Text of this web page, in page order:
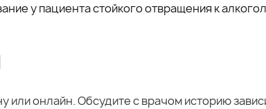
у пациента стойкого отвращения к
онлайн. Обсудите с врачом историю